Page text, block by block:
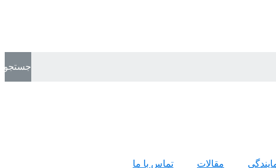
جستجو
مقالات تماس با ما